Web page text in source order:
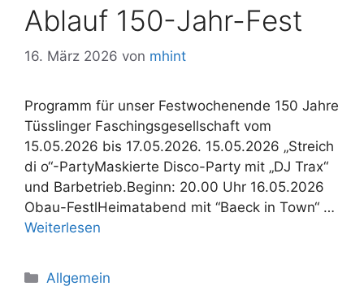
Ablauf 150-Jahr-Fest
16. März 2026 von mhint
Programm für unser Festwochenende 150 Jahre
Tüsslinger Faschingsgesellschaft vom
15.05.2026 bis 17.05.2026. 15.05.2026 „Streich
di o“-PartyMaskierte Disco-Party mit „DJ Trax“
und Barbetrieb.Beginn: 20.00 Uhr 16.05.2026
Obau-FestlHeimatabend mit “Baeck in Town“ …
Weiterlesen
Kategorien
Allgemein